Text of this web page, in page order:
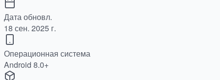
Дата обновл.
18 сен. 2025 г.
Операционная система
Android 8.0+